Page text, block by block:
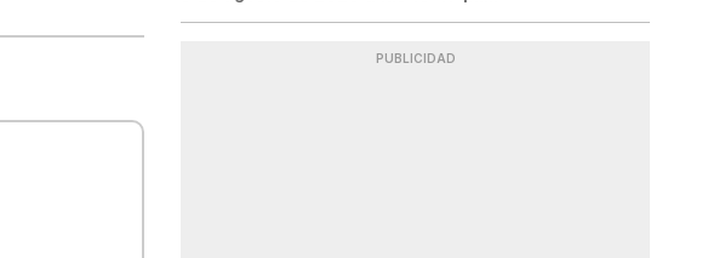
PUBLICIDAD